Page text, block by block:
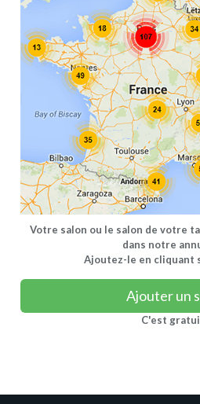
Votre salon ou le salon de votre
dans notre
Ajoutez-le en cliquant
Ajouter un
C'est